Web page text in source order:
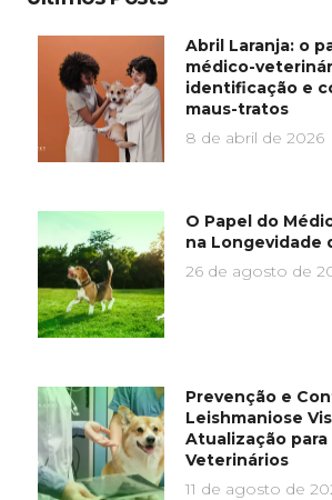
Abril Laranja: o
médico-
identificação e
maus-tratos
8 de abril de 2026
O Papel do
na Longevidade
26 de agosto de
Prevenção e
Leishmaniose
Atualização para
Veterinários
11 de agosto de